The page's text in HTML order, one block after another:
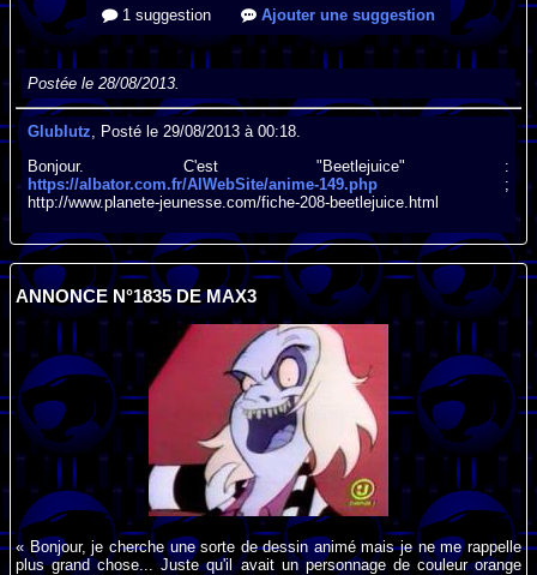
1 suggestion Ajouter une suggestion
Postée le 28/08/2013.
Glublutz, Posté le 29/08/2013 à 00:18.
Bonjour. C'est "Beetlejuice" :
https://albator.com.fr/AlWebSite/anime-149.php ;
http://www.planete-jeunesse.com/fiche-208-beetlejuice.html
ANNONCE N°1835 DE MAX3
« Bonjour, je cherche une sorte de dessin animé mais je ne me rappelle
plus grand chose... Juste qu'il avait un personnage de couleur orange